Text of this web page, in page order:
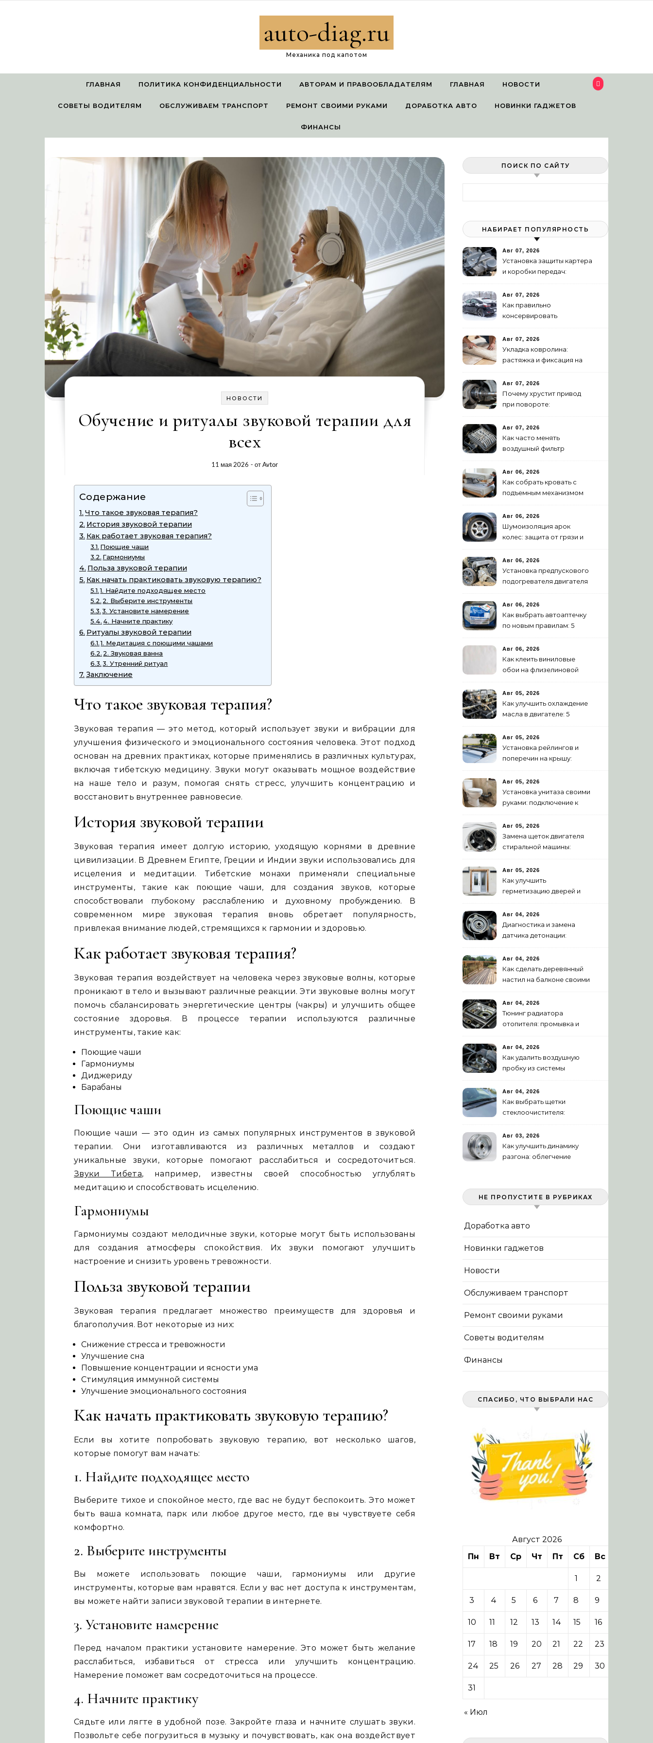
auto-diag.ru
Механика под капотом
ГЛАВНАЯ ПОЛИТИКА КОНФИДЕНЦИАЛЬНОСТИ АВТОРАМ И ПРАВООБЛАДАТЕЛЯМ ГЛАВНАЯ НОВОСТИ
СОВЕТЫ ВОДИТЕЛЯМ ОБСЛУЖИВАЕМ ТРАНСПОРТ РЕМОНТ СВОИМИ РУКАМИ ДОРАБОТКА АВТО НОВИНКИ ГАДЖЕТОВ
ФИНАНСЫ
НОВОСТИ
Обучение и ритуалы звуковой терапии для
всех
11 мая 2026 - отAvtor
Содержание
Что такое звуковая терапия?
История звуковой терапии
Как работает звуковая терапия?
Поющие чаши
Гармониумы
Польза звуковой терапии
Как начать практиковать звуковую терапию?
1. Найдите подходящее место
2. Выберите инструменты
3. Установите намерение
4. Начните практику
Ритуалы звуковой терапии
1. Медитация с поющими чашами
2. Звуковая ванна
3. Утренний ритуал
Заключение
Что такое звуковая терапия?
Звуковая терапия — это метод, который использует звуки и вибрации для
улучшения физического и эмоционального состояния человека. Этот подход
основан на древних практиках, которые применялись в различных культурах,
включая тибетскую медицину. Звуки могут оказывать мощное воздействие
на наше тело и разум, помогая снять стресс, улучшить концентрацию и
восстановить внутреннее равновесие.
История звуковой терапии
Звуковая терапия имеет долгую историю, уходящую корнями в древние
цивилизации. В Древнем Египте, Греции и Индии звуки использовались для
исцеления и медитации. Тибетские монахи применяли специальные
инструменты, такие как поющие чаши, для создания звуков, которые
способствовали глубокому расслаблению и духовному пробуждению. В
современном мире звуковая терапия вновь обретает популярность,
привлекая внимание людей, стремящихся к гармонии и здоровью.
Как работает звуковая терапия?
Звуковая терапия воздействует на человека через звуковые волны, которые
проникают в тело и вызывают различные реакции. Эти звуковые волны могут
помочь сбалансировать энергетические центры (чакры) и улучшить общее
состояние здоровья. В процессе терапии используются различные
инструменты, такие как:
Поющие чаши
Гармониумы
Диджериду
Барабаны
Поющие чаши
Поющие чаши — это один из самых популярных инструментов в звуковой
терапии. Они изготавливаются из различных металлов и создают
уникальные звуки, которые помогают расслабиться и сосредоточиться.
Звуки Тибета, например, известны своей способностью углублять
медитацию и способствовать исцелению.
Гармониумы
Гармониумы создают мелодичные звуки, которые могут быть использованы
для создания атмосферы спокойствия. Их звуки помогают улучшить
настроение и снизить уровень тревожности.
Польза звуковой терапии
Звуковая терапия предлагает множество преимуществ для здоровья и
благополучия. Вот некоторые из них:
Снижение стресса и тревожности
Улучшение сна
Повышение концентрации и ясности ума
Стимуляция иммунной системы
Улучшение эмоционального состояния
Как начать практиковать звуковую терапию?
Если вы хотите попробовать звуковую терапию, вот несколько шагов,
которые помогут вам начать:
1. Найдите подходящее место
Выберите тихое и спокойное место, где вас не будут беспокоить. Это может
быть ваша комната, парк или любое другое место, где вы чувствуете себя
комфортно.
2. Выберите инструменты
Вы можете использовать поющие чаши, гармониумы или другие
инструменты, которые вам нравятся. Если у вас нет доступа к инструментам,
вы можете найти записи звуковой терапии в интернете.
3. Установите намерение
Перед началом практики установите намерение. Это может быть желание
расслабиться, избавиться от стресса или улучшить концентрацию.
Намерение поможет вам сосредоточиться на процессе.
4. Начните практику
Сядьте или лягте в удобной позе. Закройте глаза и начните слушать звуки.
Позвольте себе погрузиться в музыку и почувствовать, как она воздействует
ПОИСК ПО САЙТУ
НАБИРАЕТ ПОПУЛЯРНОСТЬ
Авг 07, 2026
Установка защиты картера
и коробки передач:
Авг 07, 2026
Как правильно
консервировать
пошаговая инструкция
Авг 07, 2026
Укладка ковролина:
растяжка и фиксация на
руководство
Авг 07, 2026
Почему хрустит привод
при повороте:
Авг 07, 2026
Как часто менять
воздушный фильтр
признаки износа
Авг 06, 2026
Как собрать кровать с
подъемным механизмом
инструкция
Авг 06, 2026
Шумоизоляция арок
колес: защита от грязи и
Авг 06, 2026
Установка предпускового
подогревателя двигателя
Авг 06, 2026
Как выбрать автоаптечку
по новым правилам: 5
Авг 06, 2026
Как клеить виниловые
обои на флизелиновой
инструкция
Авг 05, 2026
Как улучшить охлаждение
масла в двигателе: 5
Авг 05, 2026
Установка рейлингов и
поперечин на крышу:
Авг 05, 2026
Установка унитаза своими
руками: подключение к
Авг 05, 2026
Замена щеток двигателя
стиральной машины:
Авг 05, 2026
Как улучшить
герметизацию дверей и
способов
Авг 04, 2026
Диагностика и замена
датчика детонации:
Авг 04, 2026
Как сделать деревянный
настил на балконе своими
инструкция
Авг 04, 2026
Тюнинг радиатора
отопителя: промывка и
Авг 04, 2026
Как удалить воздушную
пробку из системы
Авг 04, 2026
Как выбрать щетки
стеклоочистителя:
гибридные
Авг 03, 2026
Как улучшить динамику
разгона: облегчение
НЕ ПРОПУСТИТЕ В РУБРИКАХ
Доработка авто
Новинки гаджетов
Новости
Обслуживаем транспорт
Ремонт своими руками
Советы водителям
Финансы
СПАСИБО, ЧТО ВЫБРАЛИ НАС
Август 2026
Пн
Вт Ср Чт Пт Сб Вс
1 2
3 4 5 6 7 8 9
10 11 12 13 14 15 16
17 18 19 20 21 22 23
24 25 26 27 28 29 30
31
« Июл